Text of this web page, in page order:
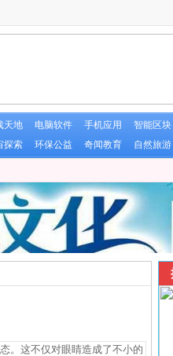
天地 电脑软件 手机应用
智能区块
探索 环保公益 奇闻教育 自然旅游
。这不仅对眼睛造成了不小的